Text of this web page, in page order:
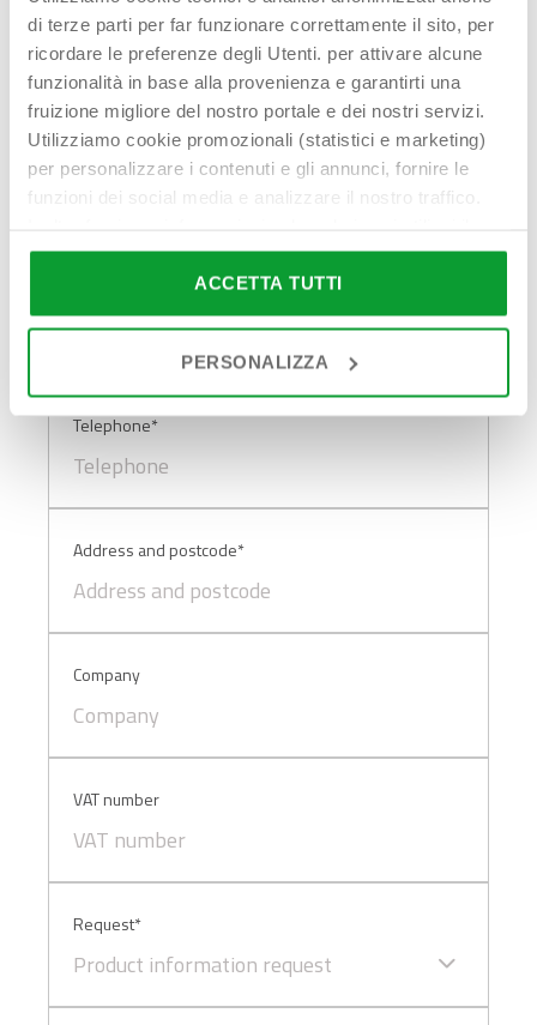
di terze parti per far funzionare correttamente il sito, per
ricordare le preferenze degli Utenti. per attivare alcune
funzionalità in base alla provenienza e garantirti una
fruizione migliore del nostro portale e dei nostri servizi.
Utilizziamo cookie promozionali (statistici e marketing)
per personalizzare i contenuti e gli annunci, fornire le
funzioni dei social media e analizzare il nostro traffico.
nostro sito ai nostri partner che si occupano di analisi dei
dati web, pubblicità e social media, i quali potrebbero
combinarle con altre informazioni che hai fornito loro o
Cliccando su “PERSONALIZZA“ potrai scegliere quali
cookie potranno essere implementati ad esclusione di
quelli tecnici che sono necessari per il funzionamento del
sito. Cliccando su “ACCETTA TUTTI” invece accetterai di
implementare tutti i cookie. Chiudendo questo banner
verranno installati i soli cookie necessari al
funzionamento del sito. Per tutte le informazioni complete
sopra.
ACCETTA TUTTI
PERSONALIZZA
Contattaci!
First name - Last name*
Telephone*
Address and postcode*
Company
VAT number
Request*
Product information request